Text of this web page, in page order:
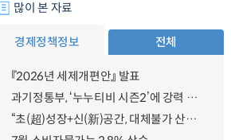
많이 본 자료
경제정책정보 전체
『2026년 세제개편안』 발표
과기정통부, ‘누누티비 시즌2’에 강력 대응 의지 밝혀
“초(超)성장+신(新)공간, 대체불가 산업강국”